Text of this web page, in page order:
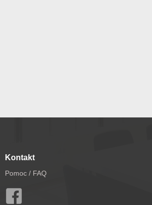
Kontakt
Pomoc / FAQ